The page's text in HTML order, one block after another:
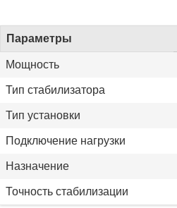
Параметры
Мощность
Тип стабилизатора
Тип установки
Подключение нагрузки
Назначение
Точность стабилизации